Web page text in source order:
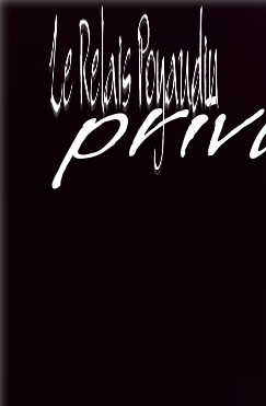
Panneau de gestion des cookies